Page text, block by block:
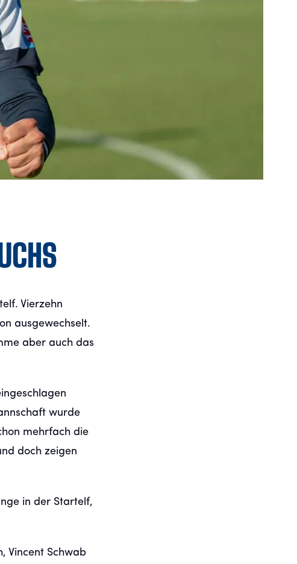
Vierzehn
ausgewechselt.
aber auch das
wurde
mehrfach die
doch zeigen
in der Startelf,
Vincent Schwab